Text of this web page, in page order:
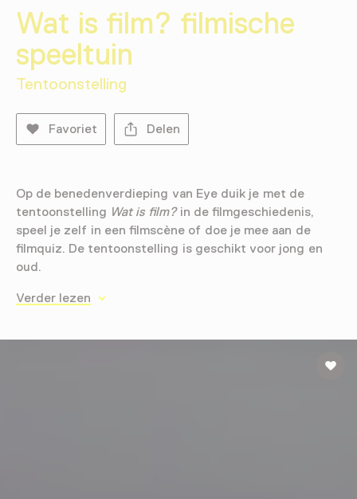
Wat is film? filmische
speeltuin
Tentoonstelling
Favoriet Delen
Op de benedenverdieping van Eye duik je met de
tentoonstelling Wat is film?in de filmgeschiedenis,
speel je zelf in een filmscène of doe je mee aan de
filmquiz. De tentoonstelling is geschikt voor jong en
oud.
Verder lezen